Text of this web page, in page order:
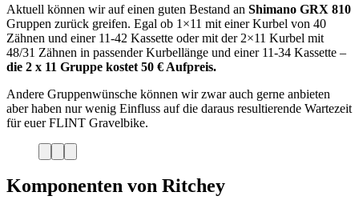
Aktuell können wir auf einen guten Bestand an Shimano GRX 810
Gruppen zurück greifen. Egal ob 1×11 mit einer Kurbel von 40
Zähnen und einer 11-42 Kassette oder mit der 2×11 Kurbel mit
48/31 Zähnen in passender Kurbellänge und einer 11-34 Kassette –
die 2 x 11 Gruppe kostet 50 € Aufpreis.
Andere Gruppenwünsche können wir zwar auch gerne anbieten
aber haben nur wenig Einfluss auf die daraus resultierende Wartezeit
für euer FLINT Gravelbike.
Komponenten von Ritchey